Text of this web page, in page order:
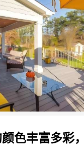
色丰富多彩